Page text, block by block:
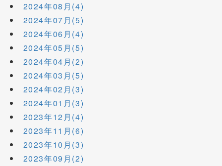
2024年08月(4)
2024年07月(5)
2024年06月(4)
2024年05月(5)
2024年04月(2)
2024年03月(5)
2024年02月(3)
2024年01月(3)
2023年12月(4)
2023年11月(6)
2023年10月(3)
2023年09月(2)